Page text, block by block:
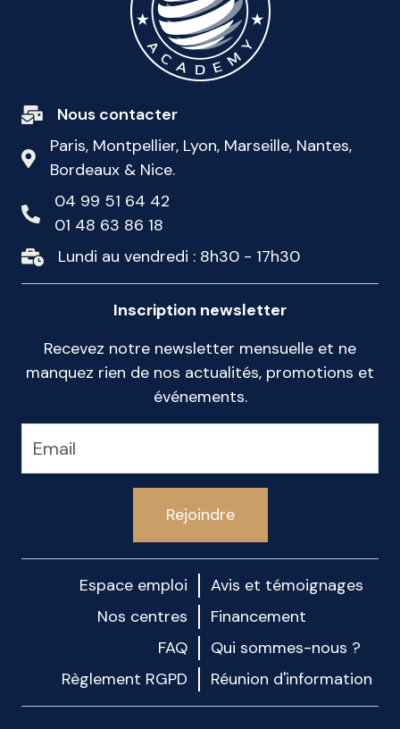
Nous contacter
Paris, Montpellier, Lyon, Marseille, Nantes,
Bordeaux & Nice.
04 99 51 64 42
01 48 63 86 18
Lundi au vendredi : 8h30 - 17h30
Inscription newsletter
Recevez notre newsletter mensuelle et ne
manquez rien de nos actualités, promotions et
événements.
Rejoindre
Espace emploi
Avis et témoignages
Nos centres
Financement
FAQ
Qui sommes-nous ?
Règlement RGPD
Réunion d'information